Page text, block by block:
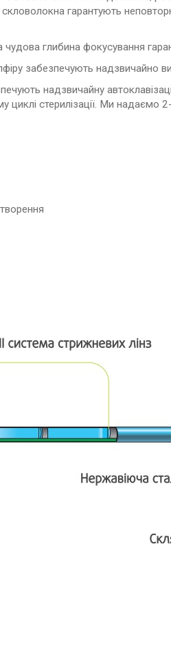
гарантують
глибина фокусування
забезпечують надзвичайно
надзвичайну
стерилізації. Ми надаємо